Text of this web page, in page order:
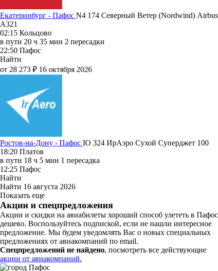
Екатеринбург - Пафос N4 174 Северный Ветер (Nordwind) Airbus
A321
02:15 Кольцово
в пути 20 ч 35 мин 2 пересадки
22:50 Пафос
Найти
от 28 273 ₽ 16 октября 2026
Ростов-на-Дону - Пафос IO 324 ИрАэро Сухой Суперджет 100
18:20 Платов
в пути 18 ч 5 мин 1 пересадка
12:25 Пафос
Найти
Найти 16 августа 2026
Показать еще
Акции и спецпредложения
Акции и скидки на авиабилеты хороший способ улететь в Пафос
дешево. Воспользуйтесь подпиской, если не нашли интересное
предложение. Мы будем уведомлять Вас о новых специальных
предложениях от авиакомпаний по email.
Спецпредложений не найдено, посмотреть все действующие
акции от авиакомпаний.